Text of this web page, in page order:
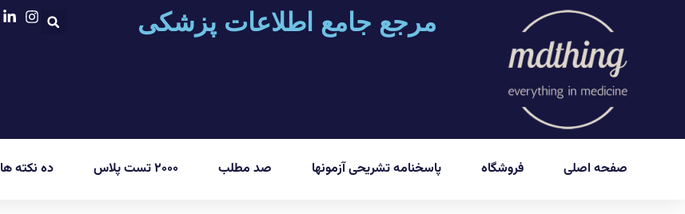
مرجع جامع اطلاعات پزشکی
صفحه اصلی فروشگاه پاسخنامه تشریحی آزمونها صد مطلب ۲۰۰۰ تست پلاس ده نکته ها